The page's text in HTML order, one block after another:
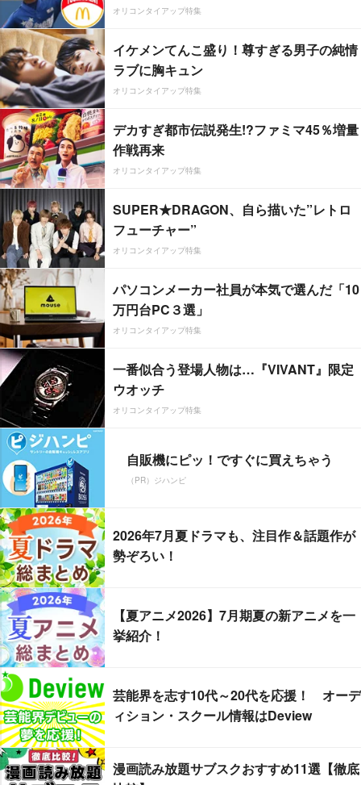
オリコンタイアップ特集
イケメンてんこ盛り！尊すぎる男子の純情
ラブに胸キュン
オリコンタイアップ特集
デカすぎ都市伝説発生!?ファミマ45％増量
作戦再来
オリコンタイアップ特集
SUPER★DRAGON、自ら描いた”レトロ
フューチャー”
オリコンタイアップ特集
パソコンメーカー社員が本気で選んだ「10
万円台PC３選」
オリコンタイアップ特集
一番似合う登場人物は…『VIVANT』限定
ウオッチ
オリコンタイアップ特集
自販機にピッ！ですぐに買えちゃう
（PR）ジハンピ
2026年7月夏ドラマも、注目作＆話題作が
勢ぞろい！
【夏アニメ2026】7月期夏の新アニメを一
挙紹介！
芸能界を志す10代～20代を応援！ オーデ
ィション・スクール情報はDeview
漫画読み放題サブスクおすすめ11選【徹底